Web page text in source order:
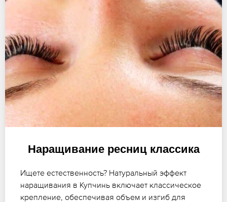
Наращивание ресниц классика
Ищете естественность? Натуральный эффект
наращивания в Купчинь включает классическое
крепление, обеспечивая объем и изгиб для